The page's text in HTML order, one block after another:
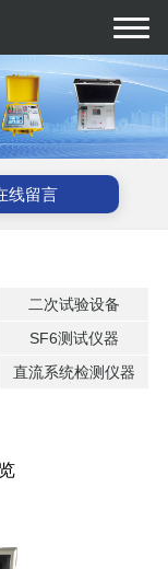
线留言
二次试验设备
SF6测试仪器
直流系统检测仪器